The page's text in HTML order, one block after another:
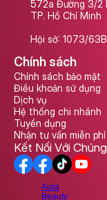
572a Đường 3/2
TP. Hồ Chí Minh
Hội sở: 1073/
Chính sách
Chính sách bảo mật
Điều khoản sử dụng
Dịch vụ
Hệ thống chi nhánh
Tuyển dụng
Nhận tư vấn miễn phí
Kết Nối Với
Aura
Beauty